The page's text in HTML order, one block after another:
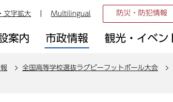
文字拡大 Multilingual 防災・防犯情報
案内 市政情報 観光・イベン
全国高等学校選抜ラグビーフットボール大会